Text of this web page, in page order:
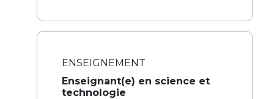
ENSEIGNEMENT
Enseignant(e) en science et
technologie